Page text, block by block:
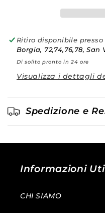
Ritiro disponibile presso
Borgia, 72,74,76,78, San
Di solito pronto in 24 ore
Visualizza i dettagli
Spedizione e
Informazioni
CHI SIAMO